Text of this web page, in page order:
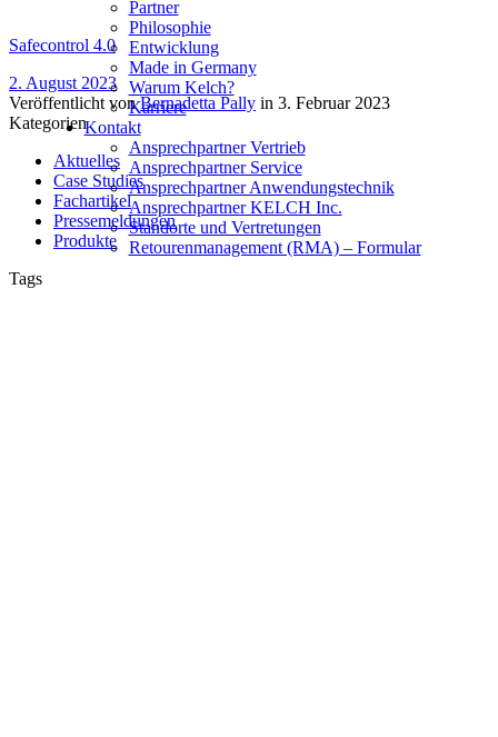
Partner
Philosophie
Entwicklung
Made in Germany
Warum Kelch?
Karriere
Kontakt
Ansprechpartner Vertrieb
Ansprechpartner Service
Ansprechpartner Anwendungstechnik
Ansprechpartner KELCH Inc.
Standorte und Vertretungen
Retourenmanagement (RMA) – Formular
Safecontrol 4.0
2. August 2023
Veröffentlicht von Bernadetta Pally in 3. Februar 2023
Kategorien
Aktuelles
Case Studies
Fachartikel
Pressemeldungen
Produkte
Tags